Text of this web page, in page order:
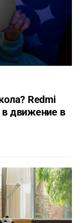
Redmi
движение в